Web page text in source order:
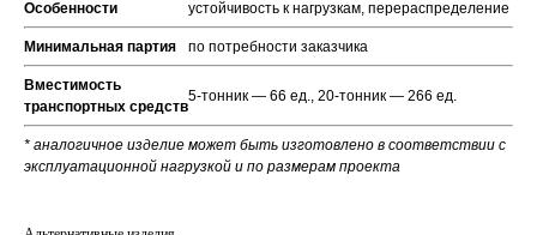
Особенности устойчивость к нагрузкам, перераспределение
Минимальная партия по потребности заказчика
Вместимость
транспортных средств
5-тонник — 66 ед., 20-тонник — 266 ед.
* аналогичное изделие может быть изготовлено в соответствии с
эксплуатационной нагрузкой и по размерам проекта